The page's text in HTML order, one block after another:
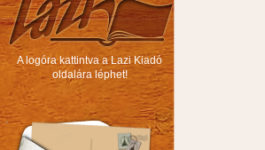
A logóra kattintva a Lazi Kiadó
oldalára léphet!